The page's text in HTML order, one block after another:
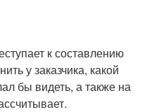
к составлению
у заказчика, какой
бы видеть, а также на